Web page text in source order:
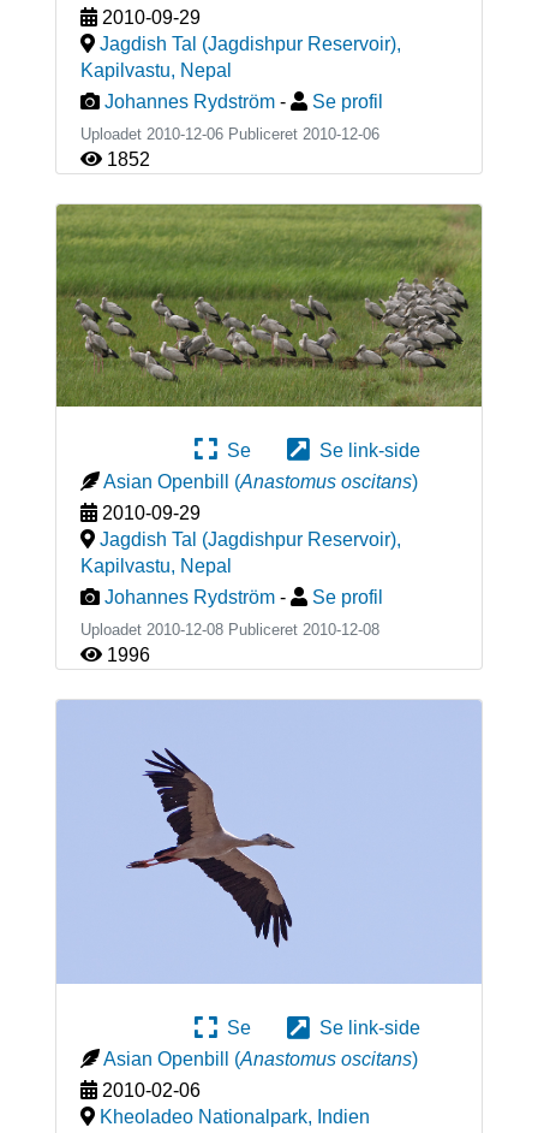
2010-09-29
Jagdish Tal (Jagdishpur Reservoir),
Kapilvastu, Nepal
Johannes Rydström - Se profil
Uploadet 2010-12-06 Publiceret 2010-12-06
1852
Se
Se link-side
Asian Openbill
(Anastomus oscitans)
2010-09-29
Jagdish Tal (Jagdishpur Reservoir),
Kapilvastu, Nepal
Johannes Rydström - Se profil
Uploadet 2010-12-08 Publiceret 2010-12-08
1996
Se
Se link-side
Asian Openbill
(Anastomus oscitans)
2010-02-06
Kheoladeo Nationalpark, Indien